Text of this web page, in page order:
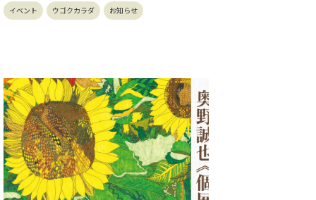
イベント ウゴクカラダ お知らせ